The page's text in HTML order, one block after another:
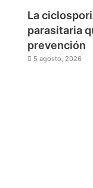
La
parasitaria
prevención
5 agosto, 2026